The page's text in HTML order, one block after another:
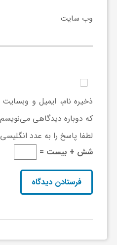
وب‌ سایت
ذخیره نام، ایمیل و
که دوباره دیدگاهی
لطفا پاسخ را به عدد
شش + بیست =